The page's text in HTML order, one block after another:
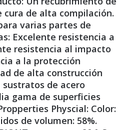
de alta compilación.
varias partes de
Excelente resistencia a
resistencia al impacto
a la protección
de alta construcción
sustratos de acero
gama de superficies
Physcial: Color:
de volumen: 58%.